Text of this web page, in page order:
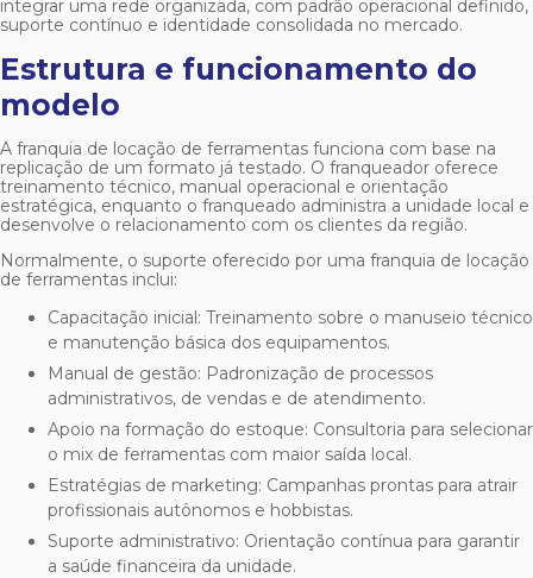
integrar uma rede organizada, com padrão operacional definido,
suporte contínuo e identidade consolidada no mercado.
Estrutura e funcionamento do
modelo
A franquia de locação de ferramentas funciona com base na
replicação de um formato já testado. O franqueador oferece
treinamento técnico, manual operacional e orientação
estratégica, enquanto o franqueado administra a unidade local e
desenvolve o relacionamento com os clientes da região.
Normalmente, o suporte oferecido por uma franquia de locação
de ferramentas inclui:
Capacitação inicial: Treinamento sobre o manuseio técnico
e manutenção básica dos equipamentos.
Manual de gestão: Padronização de processos
administrativos, de vendas e de atendimento.
Apoio na formação do estoque: Consultoria para selecionar
o mix de ferramentas com maior saída local.
Estratégias de marketing: Campanhas prontas para atrair
profissionais autônomos e hobbistas.
Suporte administrativo: Orientação contínua para garantir
a saúde financeira da unidade.